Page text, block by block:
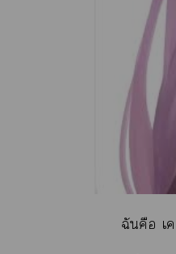
ฉันคือ เ